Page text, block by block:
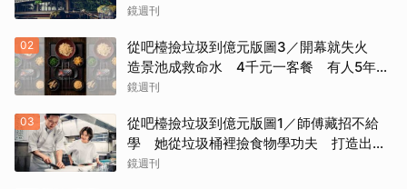
瀕臨破產
鏡週刊
02
從吧檯撿垃圾到億元版圖3／開幕就失火
造景池成救命水 4千元一客餐 有人5年吃
了50次
鏡週刊
03
從吧檯撿垃圾到億元版圖1／師傅藏招不給
學 她從垃圾桶裡撿食物學功夫 打造出最
難訂的餐廳
鏡週刊